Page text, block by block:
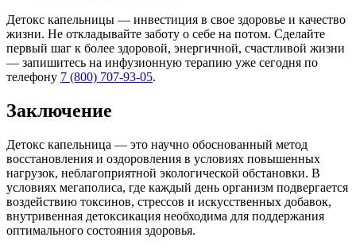
Детокс капельницы — инвестиция в свое здоровье и качество
жизни. Не откладывайте заботу о себе на потом. Сделайте
первый шаг к более здоровой, энергичной, счастливой жизни
— запишитесь на инфузионную терапию уже сегодня по
телефону 7 (800) 707-93-05.
Заключение
Детокс капельница — это научно обоснованный метод
восстановления и оздоровления в условиях повышенных
нагрузок, неблагоприятной экологической обстановки. В
условиях мегаполиса, где каждый день организм подвергается
воздействию токсинов, стрессов и искусственных добавок,
внутривенная детоксикация необходима для поддержания
оптимального состояния здоровья.